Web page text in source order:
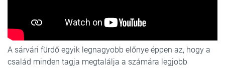
A sárvári fürdő egyik legnagyobb előnye éppen az, hogy a
család minden tagja megtalálja a számára legjobb